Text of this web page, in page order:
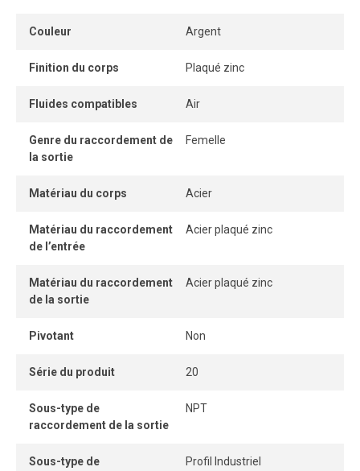
Couleur Argent
Finition du corps Plaqué zinc
Fluides compatibles Air
Genre du raccordement de
la sortie
Femelle
Matériau du corps Acier
Matériau du raccordement
de l’entrée
Acier plaqué zinc
Matériau du raccordement
de la sortie
Acier plaqué zinc
Pivotant Non
Série du produit 20
Sous-type de
raccordement de la sortie
NPT
Sous-type de
Profil Industriel